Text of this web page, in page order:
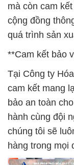
mà còn cam
cộng đồng
quá trình sản
**Cam kết bảo
Tại Công ty
cam kết mang
bảo an toàn
hành cùng đội
chúng tôi sẽ
hàng trong mọi